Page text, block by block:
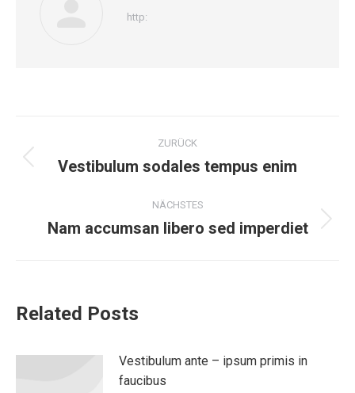
http:
Kommentarnavigation
ZURÜCK
Vorheriger
Vestibulum sodales tempus enim
NÄCHSTES
Nächster
Nam accumsan libero sed imperdiet
Related Posts
Vestibulum ante – ipsum primis in
faucibus